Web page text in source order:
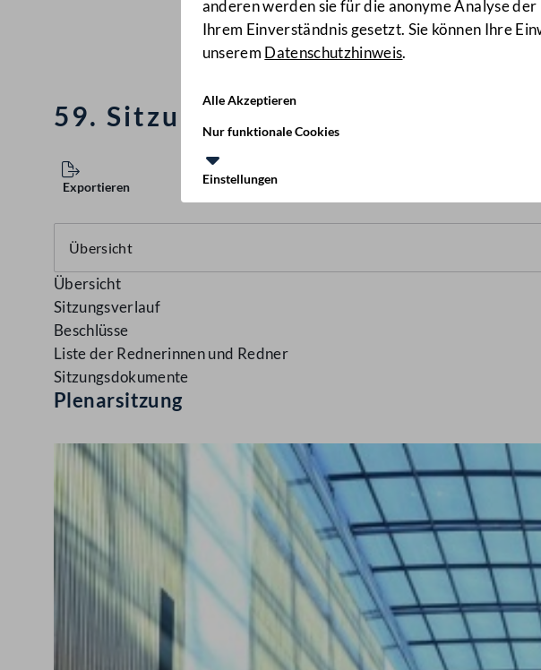
anderen werden sie für die anonyme Analyse
Ihrem Einverständnis gesetzt. Sie können Ihre
unserem Datenschutzhinweis.
Alle Akzeptieren
Nur funktionale Cookies
Einstellungen
59. Sitzung des Nationalrats vom
Exportieren
Übersicht
Sitzungsverlauf
Beschlüsse
Liste der Rednerinnen und Redner
Sitzungsdokumente
Plenarsitzung